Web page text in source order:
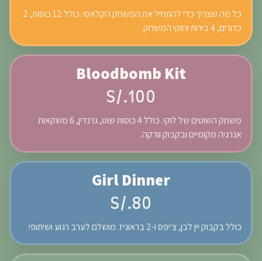
כל מה שצריך כדי להתחיל את המשחק הקלאסי. כולל 12 כוסות, 2
כדורים, 4 בירות וחוקי המשחק.
Bloodbomb Kit
S/.100
משחק השוטים של לוקי. כולל 4 כוסות שוט, גרנדין, 6 משקאות
אנרגיה מקומיים ובקבוק וודקה.
Girl Dinner
S/.80
כולל בקבוק יין לבן, צ'יפס ו-2 בראוניז. מושלם לערב רגוע ושיתופי.